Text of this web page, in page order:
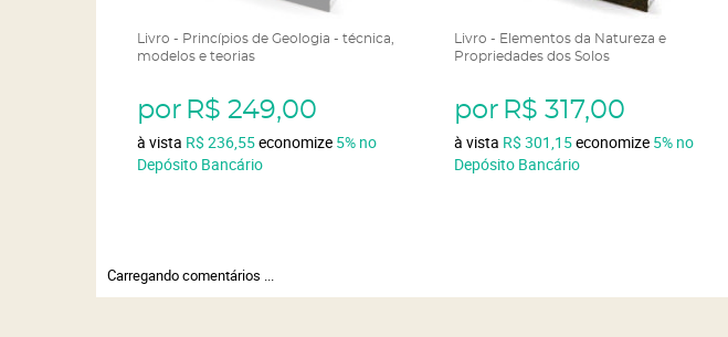
Livro - Princípios de Geologia - técnica,
modelos e teorias
por R$ 249,00
à vista R$ 236,55economize 5% no
Depósito Bancário
Livro - Elementos da Natureza e
Propriedades dos Solos
por R$ 317,00
à vista R$ 301,15economize 5% no
Depósito Bancário
Carregando comentários ...